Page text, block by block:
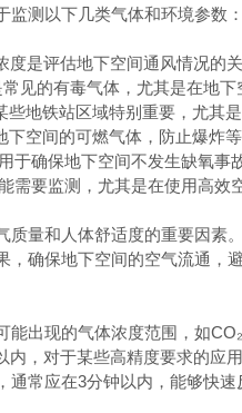
监测以下几类气体和环境参数
度是评估地下空间通风情况
见的有毒气体，尤其是在地
些地铁站区域特别重要，尤
下空间的可燃气体，防止爆
于确保地下空间不发生缺氧
需要监测，尤其是在使用高
质量和人体舒适度的重要因
，确保地下空间的空气流通，
能出现的气体浓度范围，如
内，对于某些高精度要求的应
通常应在3分钟以内，能够快